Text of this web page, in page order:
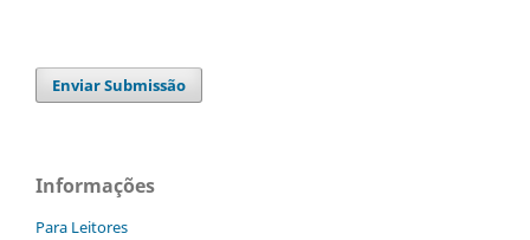
Enviar Submissão
Informações
Para Leitores